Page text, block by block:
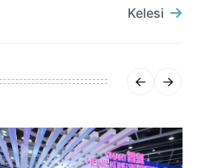
Kelesi